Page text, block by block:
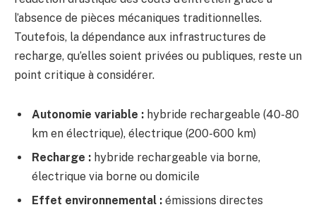
l’absence de pièces mécaniques traditionnelles.
Toutefois, la dépendance aux infrastructures de
recharge, qu’elles soient privées ou publiques, reste un
point critique à considérer.
Autonomie variable : hybride rechargeable (40-80
km en électrique), électrique (200-600 km)
Recharge : hybride rechargeable via borne,
électrique via borne ou domicile
Effet environnemental : émissions directes